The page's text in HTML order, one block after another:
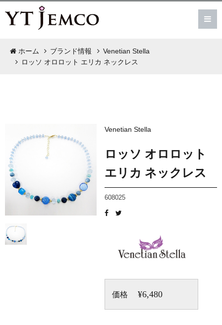
ホーム ブランド情報
Venetian Stella
ロッソ オロロット エリカ ネックレス
Venetian Stella
ロッソ オロロット
エリカ ネックレス
608025
価格 ¥6,480